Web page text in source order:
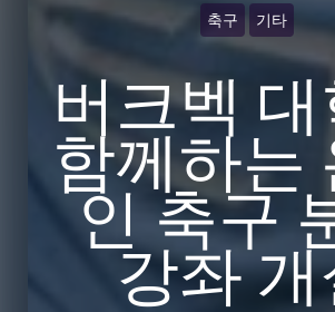
축구 기타
버크벡
함께하는
인 축구
강좌